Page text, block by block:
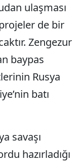
ulaşması
de bir
Zengezur
baypas
Rusya
batı
savaşı
hazırladığı